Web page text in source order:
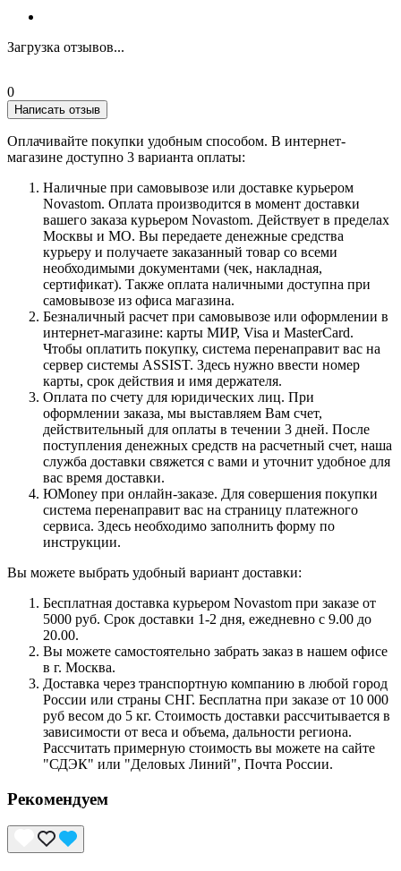
Загрузка отзывов...
0
Написать отзыв
Оплачивайте покупки удобным способом. В интернет-
магазине доступно 3 варианта оплаты:
Наличные при самовывозе или доставке курьером
Novastom. Оплата производится в момент доставки
вашего заказа курьером Novastom. Действует в пределах
Москвы и МО. Вы передаете денежные средства
курьеру и получаете заказанный товар со всеми
необходимыми документами (чек, накладная,
сертификат). Также оплата наличными доступна при
самовывозе из офиса магазина.
Безналичный расчет при самовывозе или оформлении в
интернет-магазине: карты МИР, Visa и MasterCard.
Чтобы оплатить покупку, система перенаправит вас на
сервер системы ASSIST. Здесь нужно ввести номер
карты, срок действия и имя держателя.
Оплата по счету для юридических лиц. При
оформлении заказа, мы выставляем Вам счет,
действительный для оплаты в течении 3 дней. После
поступления денежных средств на расчетный счет, наша
служба доставки свяжется с вами и уточнит удобное для
вас время доставки.
ЮMoney при онлайн-заказе. Для совершения покупки
система перенаправит вас на страницу платежного
сервиса. Здесь необходимо заполнить форму по
инструкции.
Вы можете выбрать удобный вариант доставки:
Бесплатная доставка курьером Novastom при заказе от
5000 руб. Срок доставки 1-2 дня, ежедневно с 9.00 до
20.00.
Вы можете самостоятельно забрать заказ в нашем офисе
в г. Москва.
Доставка через транспортную компанию в любой город
России или страны СНГ. Бесплатна при заказе от 10 000
руб весом до 5 кг. Стоимость доставки рассчитывается в
зависимости от веса и объема, дальности региона.
Рассчитать примерную стоимость вы можете на сайте
"СДЭК" или "Деловых Линий", Почта России.
Рекомендуем